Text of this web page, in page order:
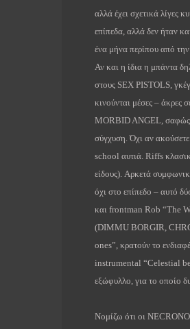
αλλά έχει σχετικά λίγες
επίπεδα, αλλά δεν ήταν
ένα μήνα περίπου από την
Αν και η ίδια η μπάντα
στους SEX PISTOLS,
κινούνται μέσες – άκρες
MORBIDANGEL, σαφώς
σύγχυση. Όχι αν
school αυτιά. Riffs
είδους). Αρκετά
όχι στο επίπεδο – αυτό
και frontman Rob “The
(DIMMU BORGIR,
ones”, κρατούν το
instrumental “Celestial
εξώφυλλο, για το οποίο
Νομίζω ότι οι